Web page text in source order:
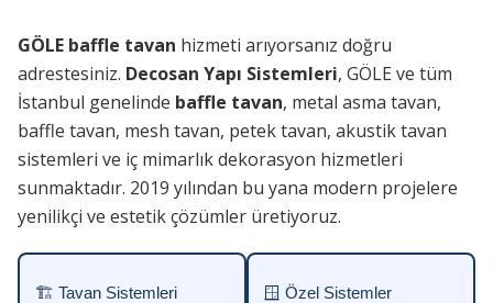
GÖLE baffle tavan hizmeti arıyorsanız doğru
adrestesiniz. Decosan Yapı Sistemleri, GÖLE ve tüm
İstanbul genelinde baffle tavan, metal asma tavan,
baffle tavan, mesh tavan, petek tavan, akustik tavan
sistemleri ve iç mimarlık dekorasyon hizmetleri
sunmaktadır. 2019 yılından bu yana modern projelere
yenilikçi ve estetik çözümler üretiyoruz.
🏗 Tavan Sistemleri 🪟 Özel Sistemler